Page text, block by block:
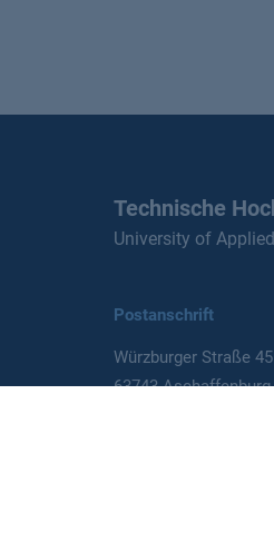
Technische
University of
Postanschrift
Würzburger Straße 45
63743 Aschaffenburg